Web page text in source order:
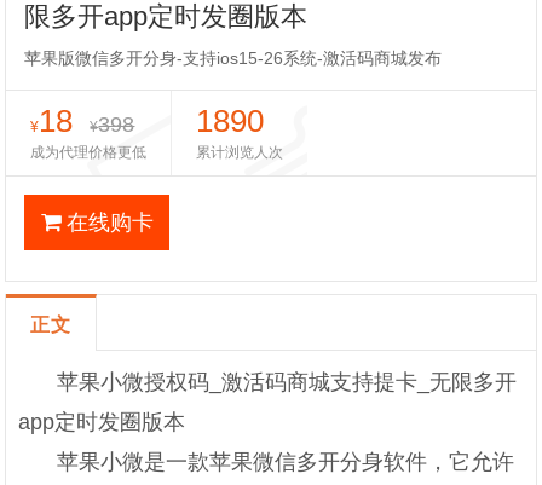
限多开app定时发圈版本
苹果版微信多开分身-支持ios15-26系统-激活码商城发布
¥18 ¥398
成为代理价格更低
1890
累计浏览人次
在线购卡
正文
苹果小微授权码_激活码商城支持提卡_无限多开
app定时发圈版本
苹果小微是一款苹果微信多开分身软件，它允许